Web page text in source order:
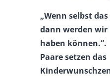
„Wenn selbst
dann werden wir
haben können.“.
Paare setzen das